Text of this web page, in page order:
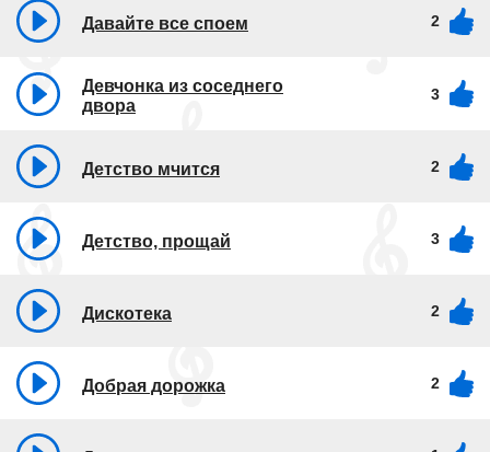
Давайте все споем 2
Девчонка из соседнего
двора
3
Детство мчится 2
Детство, прощай 3
Дискотека 2
Добрая дорожка 2